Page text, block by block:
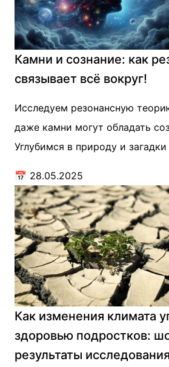
Камни и сознание: как
связывает всё вокруг!
Исследуем резонансную
даже камни могут обладать
Углубимся в природу и загадки
📅 28.05.2025
Как изменения климата
здоровью подростков:
результаты